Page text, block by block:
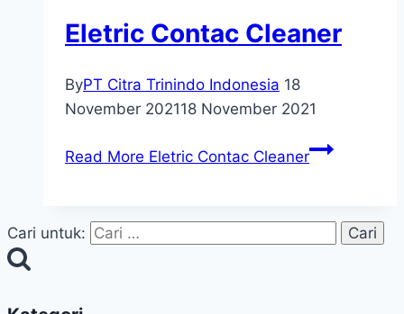
Eletric Contac Cleaner
ByPT Citra Trinindo Indonesia 18
November 202118 November 2021
Read More Eletric Contac Cleaner
Cari untuk: